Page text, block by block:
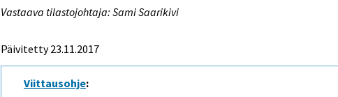
Vastaava tilastojohtaja: Sami Saarikivi
Päivitetty 23.11.2017
Viittausohje: